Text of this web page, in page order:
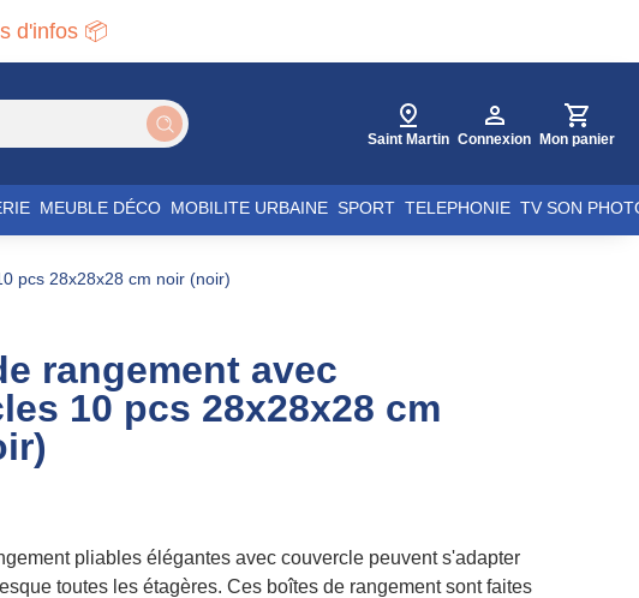
d'infos 📦
Saint Martin Connexion Mon panier
MEUBLE DÉCO MOBILITE URBAINE SPORT TELEPHONIE TV SON
pcs 28x28x28 cm noir (noir)
rangement avec
10 pcs 28x28x28 cm
pliables élégantes avec couvercle peuvent s'adapter
toutes les étagères. Ces boîtes de rangement sont faites